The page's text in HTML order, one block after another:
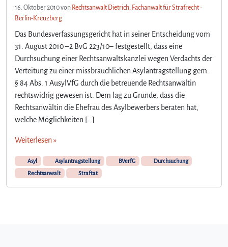
16. Oktober 2010von Rechtsanwalt Dietrich, Fachanwalt für Strafrecht -
Berlin-Kreuzberg
Das Bundesverfassungsgericht hat in seiner Entscheidung vom
31. August 2010 –2 BvG 223/10– festgestellt, dass eine
Durchsuchung einer Rechtsanwaltskanzlei wegen Verdachts der
Verteitung zu einer missbräuchlichen Asylantragstellung gem.
§ 84 Abs. 1 AusylVfG durch die betreuende Rechtsanwältin
rechtswidrig gewesen ist. Dem lag zu Grunde, dass die
Rechtsanwältin die Ehefrau des Asylbewerbers beraten hat,
welche Möglichkeiten […]
Weiterlesen »
Asyl Asylantragstellung BVerfG
Durchsuchung
Rechtsanwalt
Straftat